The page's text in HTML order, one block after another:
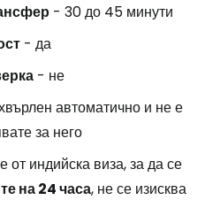
- 30 до 45 минути
- да
- не
автоматично и не е
за него
от индийска виза, за да се
на 24 часа, не се изисква